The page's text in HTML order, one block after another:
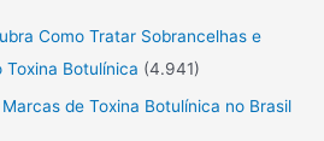
Como Tratar Sobrancelhas e
Toxina Botulínica (4.941)
de Toxina Botulínica no Brasil